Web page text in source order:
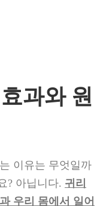
과와 원
이유는 무엇일까
? 아닙니다. 귀리
우리 몸에서 일어